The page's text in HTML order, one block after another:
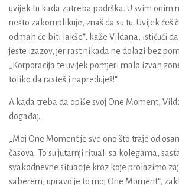
uvijek tu kada zatreba podrška. U svim onim
nešto zakomplikuje, znaš da su tu. Uvijek ćeš
odmah će biti lakše“, kaže Vildana, ističući
jeste izazov, jer rast nikada ne dolazi bez
„Korporacija te uvijek pomjeri malo izvan
toliko da rasteš i napreduješ!“.
A kada treba da opiše svoj One Moment,
događaj.
„Moj One Moment je sve ono što traje od
časova. To su jutarnji rituali sa kolegama,
svakodnevne situacije kroz koje prolazimo
saberem, upravo je to moj One Moment“,